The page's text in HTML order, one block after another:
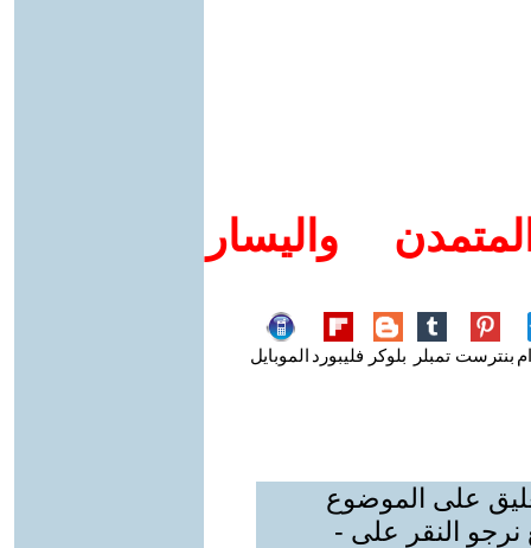
واليسار
بنترست تمبلر بلوكر فليبورد الموبايل
على الموضوع
نرجو النقر على -